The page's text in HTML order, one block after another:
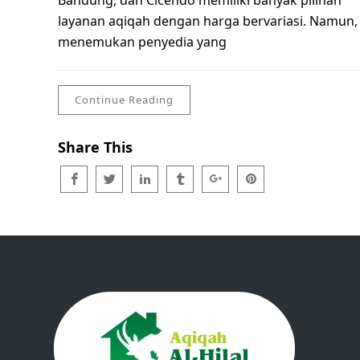
layanan aqiqah dengan harga bervariasi. Namun,
menemukan penyedia yang
Continue Reading
Share This